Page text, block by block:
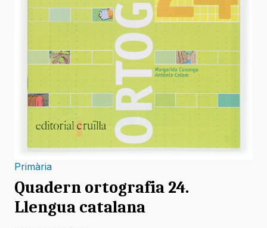
Primària
Quadern ortografia 24.
Llengua catalana